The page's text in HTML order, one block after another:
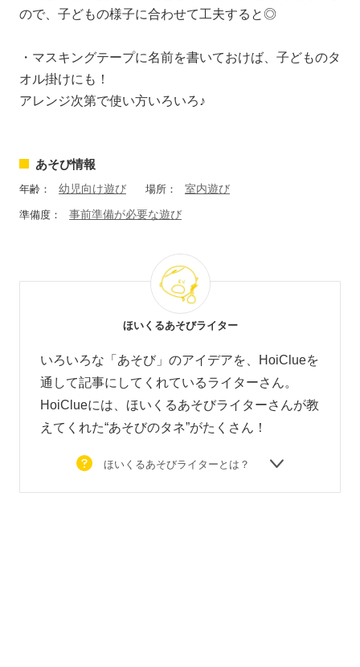
ので、子どもの様子に合わせて工夫すると◎
・マスキングテープに名前を書いておけば、子どものタ
オル掛けにも！
アレンジ次第で使い方いろいろ♪
あそび情報
年齢： 幼児向け遊び 場所： 室内遊び
準備度： 事前準備が必要な遊び
ほいくるあそびライター
いろいろな「あそび」のアイデアを、HoiClueを
通して記事にしてくれているライターさん。
HoiClueには、ほいくるあそびライターさんが教
えてくれた“あそびのタネ”がたくさん！
ほいくるあそびライターとは？